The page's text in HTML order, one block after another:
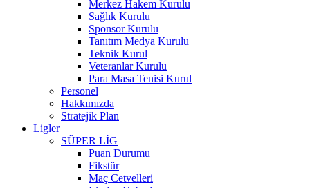
Merkez Hakem Kurulu
Sağlık Kurulu
Sponsor Kurulu
Tanıtım Medya Kurulu
Teknik Kurul
Veteranlar Kurulu
Para Masa Tenisi Kurul
Personel
Hakkımızda
Stratejik Plan
Ligler
SÜPER LİG
Puan Durumu
Fikstür
Maç Cetvelleri